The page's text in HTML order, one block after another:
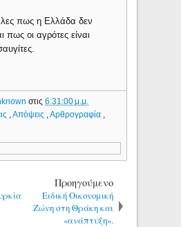
πως η Ελλάδα δεν
πως οι αγρότες είναι
στις6:31:00 μ.μ.
,Απόψεις ,Αρθρογραφία
Προηγούμενο
Ειδική Οικονομική
Ζώνη στη Θράκη και
«ανάπτυξη».